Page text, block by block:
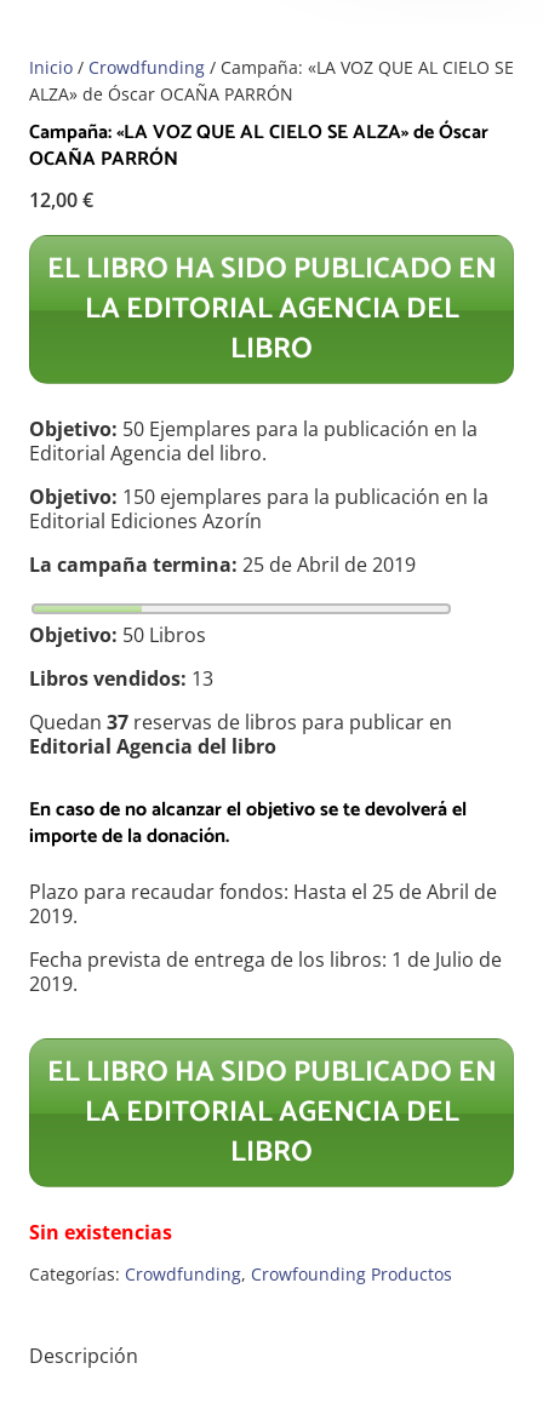
Inicio / Crowdfunding / Campaña: «LA VOZ QUE AL CIELO SE
ALZA» de Óscar OCAÑA PARRÓN
Campaña: «LA VOZ QUE AL CIELO SE ALZA» de Óscar
OCAÑA PARRÓN
12,00€
EL LIBRO HA SIDO PUBLICADO EN
LA EDITORIAL AGENCIA DEL
LIBRO
Objetivo: 50 Ejemplares para la publicación en la
Editorial Agencia del libro.
Objetivo: 150 ejemplares para la publicación en la
Editorial Ediciones Azorín
La campaña termina: 25 de Abril de 2019
Objetivo: 50 Libros
Libros vendidos: 13
Quedan 37 reservas de libros para publicar en
Editorial Agencia del libro
En caso de no alcanzar el objetivo se te devolverá el
importe de la donación.
Plazo para recaudar fondos: Hasta el 25 de Abril de
2019.
Fecha prevista de entrega de los libros: 1 de Julio de
2019.
EL LIBRO HA SIDO PUBLICADO EN
LA EDITORIAL AGENCIA DEL
LIBRO
Sin existencias
Categorías: Crowdfunding, Crowfounding Productos
Descripción